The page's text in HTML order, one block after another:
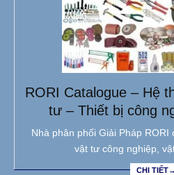
RORI Catalogue – Hệ
tư – Thiết bị công
Nhà phân phối Giải Pháp RORI
vật tư công nghiệp,
CHI TIẾT→